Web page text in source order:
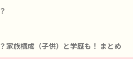
家族構成（子供）と学歴も！ まとめ